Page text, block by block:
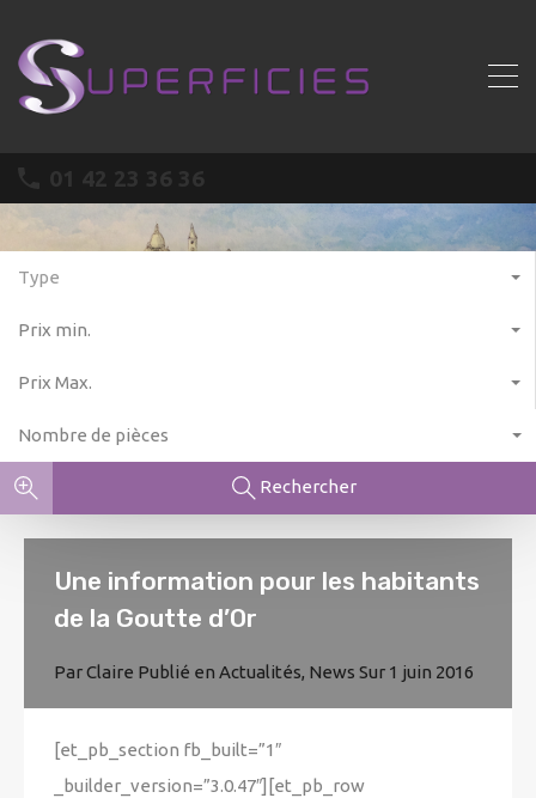
01 42 23 36 36
Type
Prix min.
Prix Max.
Nombre de pièces
Rechercher
Une information pour les habitants
de la Goutte d’Or
ParClaire Publié en Actualités, News Sur 1 juin 2016
[et_pb_section fb_built=”1″
_builder_version=”3.0.47″][et_pb_row